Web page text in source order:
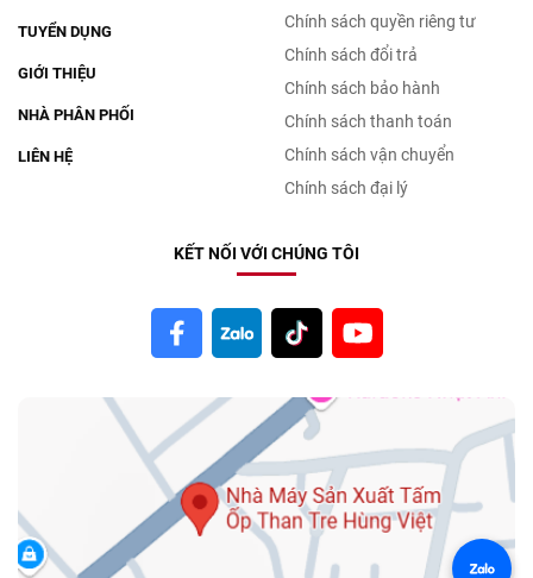
TUYỂN DỤNG
GIỚI THIỆU
NHÀ PHÂN PHỐI
LIÊN HỆ
Chính sách quyền riêng tư
Chính sách đổi trả
Chính sách bảo hành
Chính sách thanh toán
Chính sách vận chuyển
Chính sách đại lý
KẾT NỐI VỚI CHÚNG TÔI